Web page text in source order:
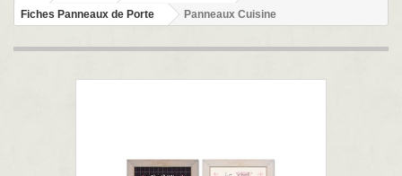
Fiches Panneaux de Porte
Panneaux Cuisine